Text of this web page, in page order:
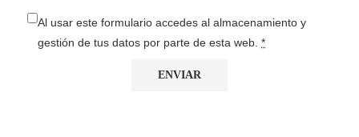
Al usar este formulario accedes al almacenamiento y
gestión de tus datos por parte de esta web. *